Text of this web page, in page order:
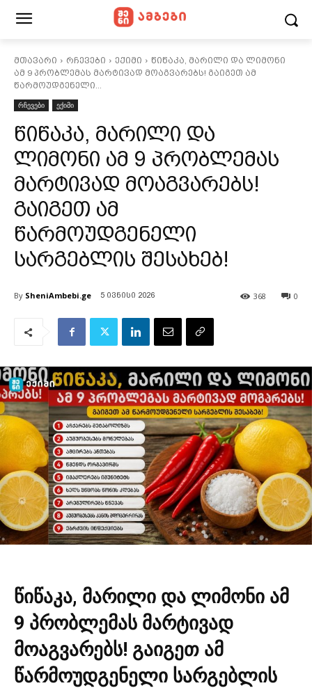
მთავარი რჩევები ექიმი
წიწაკა, მარილი და ლიმონი
ამ 9 პრობლემას მარტივად მოაგვარებს! გაიგეთ ამ
წარმოუდგენელი...
რჩევები
ექიმი
წიწაკა, მარილი და
ლიმონი ამ 9 პრობლემას
მარტივად მოაგვარებს!
გაიგეთ ამ
წარმოუდგენელი
სარგებლის შესახებ!
By SheniAmbebi.ge 5 ივნისი 2026 0
368
წიწაკა, მარილი და ლიმონი ამ
9 პრობლემას მარტივად
მოაგვარებს! გაიგეთ ამ
წარმოუდგენელი სარგებლის